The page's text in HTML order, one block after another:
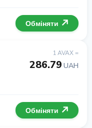
Обміняти
1 AVAX =
286.79 UAH
Обміняти